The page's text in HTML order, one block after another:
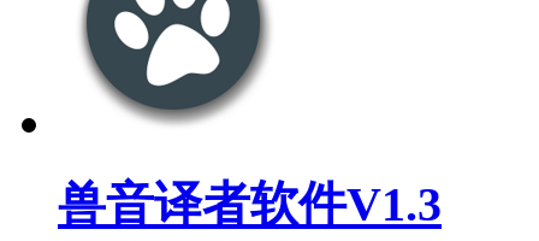
兽音译者软件V1.3